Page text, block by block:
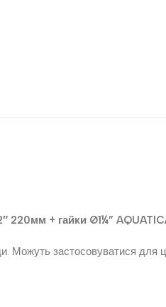
220мм + гайки Ø1¼”
Можуть застосовуватися